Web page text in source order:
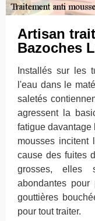
Artisan
Bazoches
Installés sur les
l'eau dans le
saletés
agressent la
fatigue davantage
mousses
cause des fuites
grosses, elles
abondantes
gouttières
pour tout traiter.